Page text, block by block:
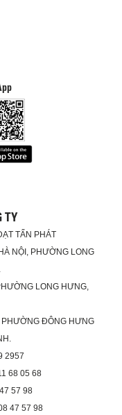
TY
TẤN PHÁT
NỘI, PHƯỜNG LONG
LONG HƯNG,
PHƯỜNG ĐÔNG HƯNG
2957
68 05 68
57 98
47 57 98